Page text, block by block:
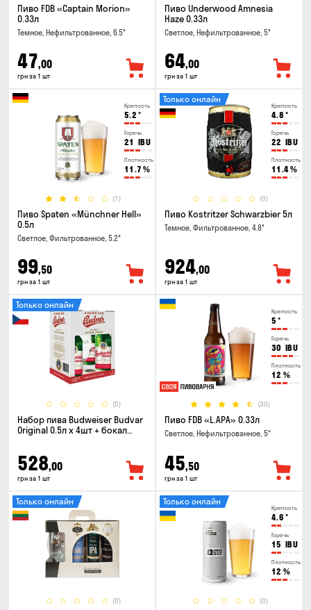
Пиво FDB «Captain Morion»
0.33л
Темное, Нефильтрованное, 6.5°
47,00
грн за 1 шт
Пиво Underwood Amnesia
Haze 0.33л
Светлое, Нефильтрованное, 5°
64,00
грн за 1 шт
Крепость
5.2 °
Горечь
21 IBU
Плотность
11.7 %
(1)
Пиво Spaten «Münchner Hell»
0.5л
Светлое, Фильтрованное, 5.2°
99,50
грн за 1 шт
Крепость
4.8 °
Горечь
22 IBU
Плотность
11.4%
(0)
Только онлайн
Пиво Kostritzer Schwarzbier 5л
Темное, Фильтрованное, 4.8°
924,00
грн за 1 шт
(0)
Только онлайн
Набор пива Budweiser Budvar
Original 0.5л х 4шт + бокал
528,00
грн за 1 шт
Крепость
5 °
Горечь
30 IBU
Плотность
12 %
(30)
Пиво FDB «L.APA» 0.33л
Светлое, Нефильтрованное, 5°
45,50
грн за 1 шт
(0)
Только онлайн
Крепость
4.6 °
Горечь
15 IBU
Плотность
12 %
(0)
Только онлайн